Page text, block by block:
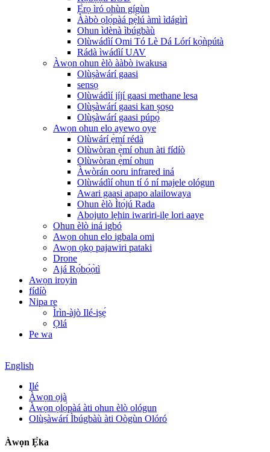
Ẹ̀rọ ìró ohùn gígùn
Ààbò ọlọ́pàá pẹ̀lú àmì ìdágìrì
Ohun ìdènà ìbúgbàù
Olùwádìí Omi Tó Lè Dá Lórí kọ̀ǹpútà
Rádà ìwádìí UAV
Àwọn ohun èlò ààbò iwakusa
Olùṣàwárí gaasi
sensọ
Olùwádìí jíjí gaasi methane lesa
Olùṣàwárí gaasi kan ṣoṣo
Olùṣàwárí gaasi púpọ̀
Awọn ohun elo ayewo oye
Olùwárí ẹ̀mí rédà
Olùwòran ẹ̀mí ohun àti fídíò
Olùwòran ẹ̀mí ohun
Àwòrán ooru infrared iná
Olùwádìí ohun tí ó ní majele ológun
Awari gaasi apapo alailowaya
Ohun èlò Ìtọ́jú Rada
Abojuto lẹhin iwariri-ilẹ lori aaye
Ohun èlò iná igbó
Awọn ohun elo igbala omi
Awọn ọkọ pajawiri pataki
Drone
Ajá Rọ́bọ́ọ̀tì
Awọn iroyin
fídíò
Nipa re
Ìrìn-àjò Ilé-iṣẹ́
Ọlá
Pe wa
English
Ilé
Àwọn ọjà
Àwọn ọlọ́pàá àti ohun èlò ológun
Olùṣàwárí Ìbúgbàù àti Oògùn Olóró
Àwọn Ẹ̀ka